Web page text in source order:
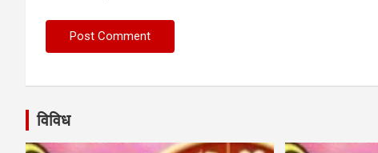
विविध